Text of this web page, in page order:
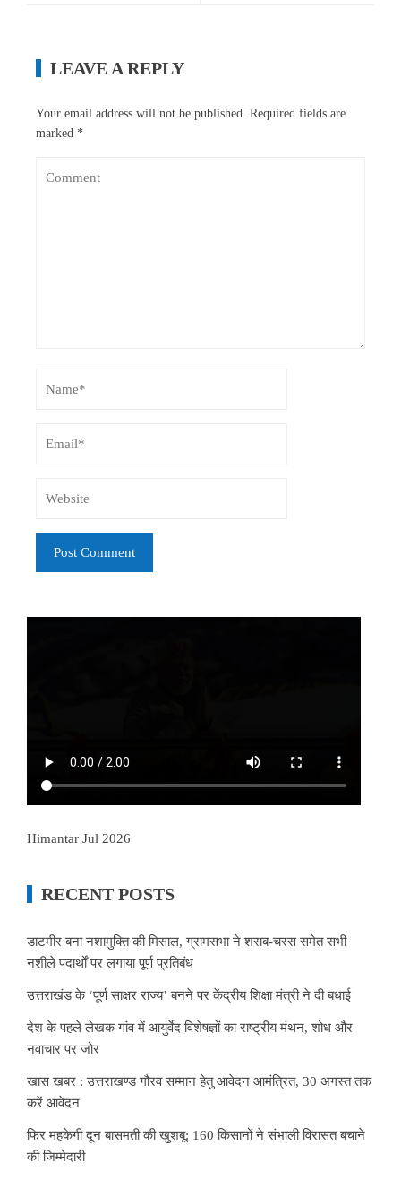
LEAVE A REPLY
Your email address will not be published. Required fields are
marked *
Himantar Jul 2026
RECENT POSTS
डाटमीर बना नशामुक्ति की मिसाल, ग्रामसभा ने शराब-चरस समेत सभी
नशीले पदार्थों पर लगाया पूर्ण प्रतिबंध
उत्तराखंड के ‘पूर्ण साक्षर राज्य’ बनने पर केंद्रीय शिक्षा मंत्री ने दी बधाई
देश के पहले लेखक गांव में आयुर्वेद विशेषज्ञों का राष्ट्रीय मंथन, शोध और
नवाचार पर जोर
खास खबर : उत्तराखण्ड गौरव सम्मान हेतु आवेदन आमंत्रित, 30 अगस्त तक
करें आवेदन
फिर महकेगी दून बासमती की खुशबू: 160 किसानों ने संभाली विरासत बचाने
की जिम्मेदारी